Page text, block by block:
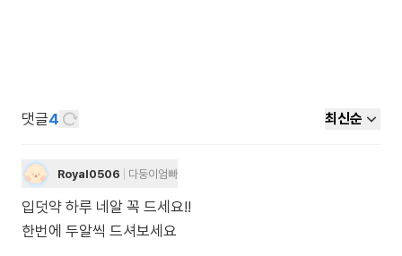
댓글4 최신순
Royal0506 다둥이엄빠
입덧약 하루 네알 꼭 드세요!!
한번에 두알씩 드셔보세요